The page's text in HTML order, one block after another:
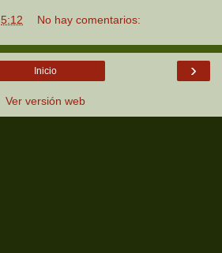
5:12 No hay comentarios:
›
Inicio
Ver versión web